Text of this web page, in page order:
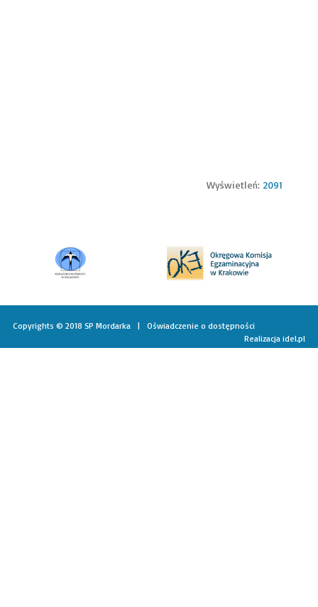
Wyświetleń: 2091
Copyrights © 2018 SP Mordarka | Oświadczenie o dostępności
Realizacjaidel.pl